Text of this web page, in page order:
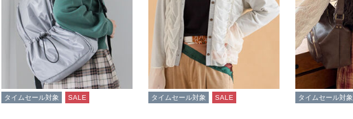
タイムセール対象 SALE タイムセール対象 SALE タイムセール対象